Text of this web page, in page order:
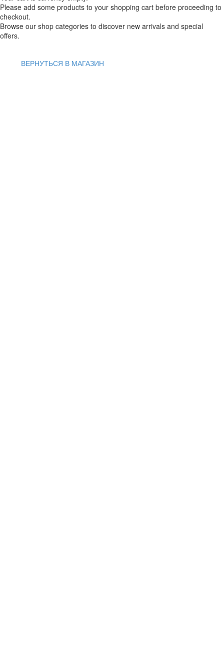
Please add some products to your shopping cart before proceeding to
checkout.
Browse our shop categories to discover new arrivals and special
offers.
ВЕРНУТЬСЯ В МАГАЗИН